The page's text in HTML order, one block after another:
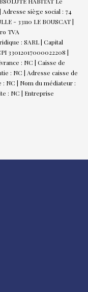
Adresse siège social : 74
- 33110 LE BOUSCAT |
TVA
: SARL | Capital
33012017000022208 |
: NC | Caisse de
: NC | Adresse caisse de
NC | Nom du médiateur :
: NC | Entreprise